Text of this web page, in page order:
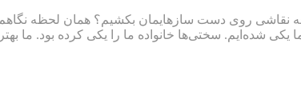
نقاشی روی دست سازهایمان بکشیم؟ همان لحظه
شده‌ایم. سختی‌ها خانواده ما را یکی کرده بود. ما